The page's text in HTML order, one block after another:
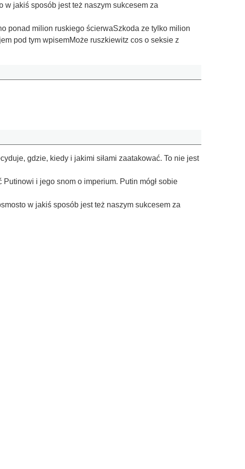
w jakiś sposób jest też naszym sukcesem za
ponad milion ruskiego ścierwaSzkoda ze tylko milion
pod tym wpisemMoże ruszkiewitz cos o seksie z
gdzie, kiedy i jakimi siłami zaatakować. To nie jest
i jego snom o imperium. Putin mógł sobie
w jakiś sposób jest też naszym sukcesem za